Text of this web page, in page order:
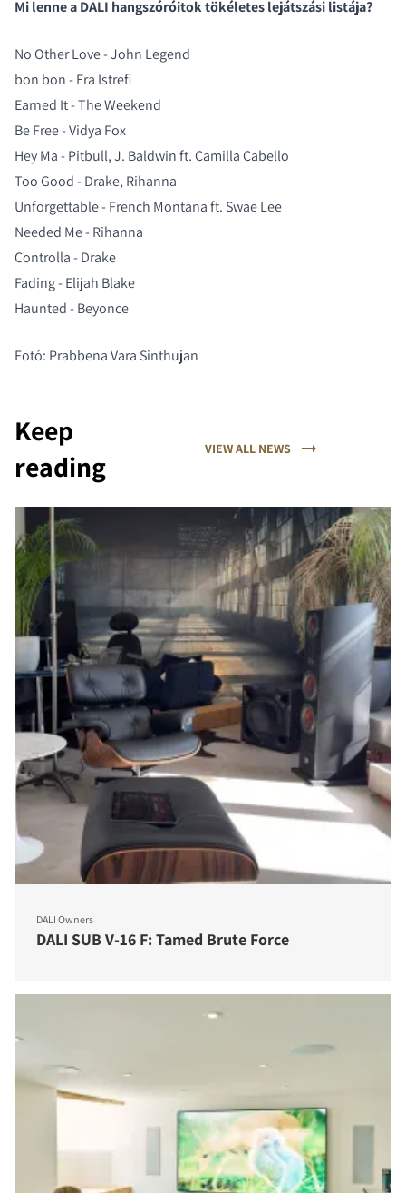
Mi lenne a DALI hangszóróitok tökéletes lejátszási listája?
No Other Love - John Legend
bon bon - Era Istrefi
Earned It - The Weekend
Be Free - Vidya Fox
Hey Ma - Pitbull, J. Baldwin ft. Camilla Cabello
Too Good - Drake, Rihanna
Unforgettable - French Montana ft. Swae Lee
Needed Me - Rihanna
Controlla - Drake
Fading - Elijah Blake
Haunted - Beyonce
Fotó: Prabbena Vara Sinthujan
Keep
reading
VIEW ALL NEWS
DALI Owners
DALI SUB V-16 F: Tamed Brute Force